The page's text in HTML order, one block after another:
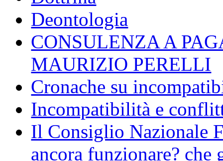
Deontologia
CONSULENZA A
MAURIZIO PERELLI
Cronache su
Incompatibilità e
Il Consiglio Nazionale
ancora funzionare? che